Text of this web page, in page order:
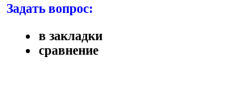
Задать вопрос:
в закладки
сравнение